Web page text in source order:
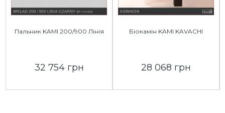
Пальник KAMI 200/900 Лінія
32 754 грн
Біокамін KAMI KAVACHI
28 068 грн